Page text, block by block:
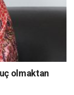
olmaktan